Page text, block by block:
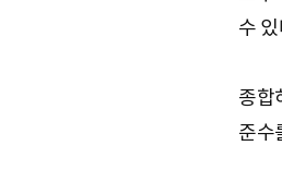
수
종합
준수